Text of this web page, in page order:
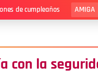
de cumpleaños AMIGA
con la